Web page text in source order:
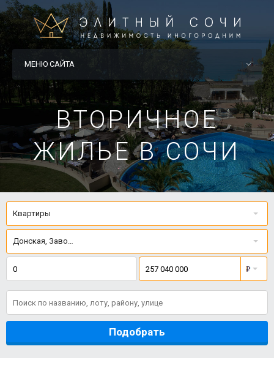
МЕНЮ САЙТА
ВТОРИЧНОЕ
ЖИЛЬЕ В СОЧИ
Квартиры
Донская, Завокзальный, Заречный, КСМ, Макаренко, Мамайка,
Подобрать